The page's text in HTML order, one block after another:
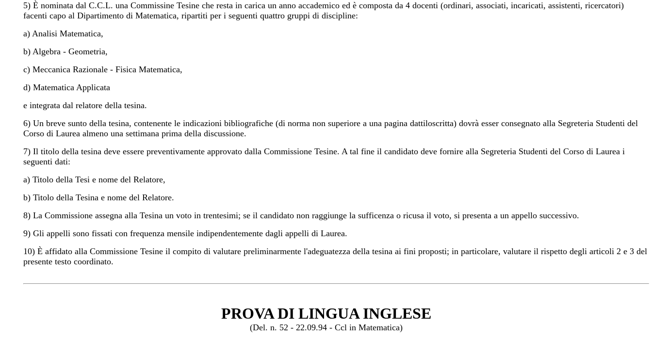
5) È nominata dal C.C.L. una Commissine Tesine che resta in carica un anno accademico ed è composta da 4 docenti (ordinari, associati, incaricati, assistenti, ricercatori)
facenti capo al Dipartimento di Matematica, ripartiti per i seguenti quattro gruppi di discipline:
a) Analisi Matematica,
b) Algebra - Geometria,
c) Meccanica Razionale - Fisica Matematica,
d) Matematica Applicata
e integrata dal relatore della tesina.
6) Un breve sunto della tesina, contenente le indicazioni bibliografiche (di norma non superiore a una pagina dattiloscritta) dovrà esser consegnato alla Segreteria Studenti del
Corso di Laurea almeno una settimana prima della discussione.
7) Il titolo della tesina deve essere preventivamente approvato dalla Commissione Tesine. A tal fine il candidato deve fornire alla Segreteria Studenti del Corso di Laurea i
seguenti dati:
a) Titolo della Tesi e nome del Relatore,
b) Titolo della Tesina e nome del Relatore.
8) La Commissione assegna alla Tesina un voto in trentesimi; se il candidato non raggiunge la sufficenza o ricusa il voto, si presenta a un appello successivo.
9) Gli appelli sono fissati con frequenza mensile indipendentemente dagli appelli di Laurea.
10) È affidato alla Commissione Tesine il compito di valutare preliminarmente l'adeguatezza della tesina ai fini proposti; in particolare, valutare il rispetto degli articoli 2 e 3 del
presente testo coordinato.
PROVA DI LINGUA INGLESE
(Del. n. 52 - 22.09.94 - Ccl in Matematica)